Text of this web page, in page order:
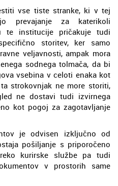
vse tiste stranke, ki v tej
prevajanje za katerikoli
institucije pričakuje tudi
storitev, ker samo
veljavnosti, ampak mora
sodnega tolmača, da bi
vsebina v celoti enaka kot
strokovnjak ne more storiti,
ne dostavi tudi izvirnega
kot pogoj za zagotavljanje
je odvisen izključno od
pošiljanje s priporočeno
kurirske službe pa tudi
v prostorih same